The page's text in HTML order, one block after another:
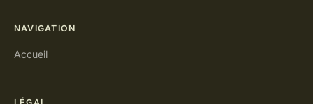
NAVIGATION
Accueil